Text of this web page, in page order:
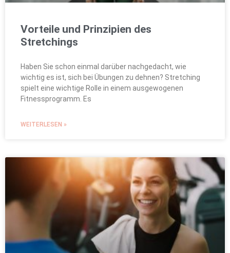
Vorteile und Prinzipien des
Stretchings
Haben Sie schon einmal darüber nachgedacht, wie
wichtig es ist, sich bei Übungen zu dehnen? Stretching
spielt eine wichtige Rolle in einem ausgewogenen
Fitnessprogramm. Es
WEITERLESEN »